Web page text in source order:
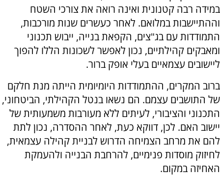
במידה רבה קטנונית ואינה רואה את צורכי השטח
וההתיישבות במלואם. לאחר כעשרים שנות מורכבות,
התמודדות עם בג"צים, הקפאת בנייה, ייבוש תכנוני
ומאבקים קהילתיים, נכון לאפשר לשכונות הללו להפוך
ליישובים עצמאיים בעלי אופק ברור.
ברוב המקרים, ההתמודדות היומיומית הייתה מנת חלקם
של התושבים עצמם. הם נשאו בנטל הקהילתי, הביטחוני,
התכנוני והציבורי, לעיתים ללא מעורבות משמעותית של
יישוב האם. לכן, דווקא כעת, לאחר ההסדרה, נכון לתת
להם את מרחב הצמיחה הדרוש לבניית קהילה עצמאית,
לחיזוק מוסדות פנימיים, להרחבת הבנייה ולהעמקת
האחיזה במקום.